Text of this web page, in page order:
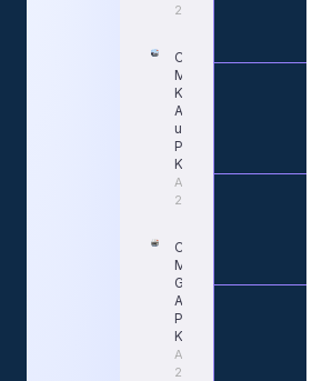
2026
Cara Tepat
Mengetahui
Kapan Gaji
ASN Naik
untuk
Persiapan
Karier
August 4,
2026
Cara
Memahami
Gaji Guru
ASN untuk
Persiapan
Karier
August 4,
2026